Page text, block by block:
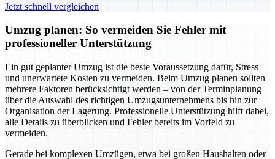
Jetzt schnell vergleichen
Umzug planen: So vermeiden Sie Fehler mit
professioneller Unterstützung
Ein gut geplanter Umzug ist die beste Voraussetzung dafür, Stress
und unerwartete Kosten zu vermeiden. Beim Umzug planen sollten
mehrere Faktoren berücksichtigt werden – von der Terminplanung
über die Auswahl des richtigen Umzugsunternehmens bis hin zur
Organisation der Lagerung. Professionelle Unterstützung hilft dabei,
alle Details zu überblicken und Fehler bereits im Vorfeld zu
vermeiden.
Gerade bei komplexen Umzügen, etwa bei großen Haushalten oder